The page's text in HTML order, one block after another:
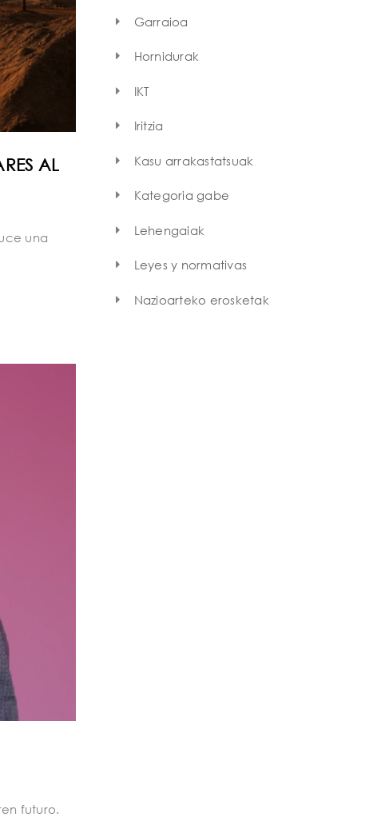
AL
una
futuro.
Garraioa
Hornidurak
IKT
Iritzia
Kasu arrakastatsuak
Kategoria gabe
Lehengaiak
Leyes y normativas
Nazioarteko erosketak